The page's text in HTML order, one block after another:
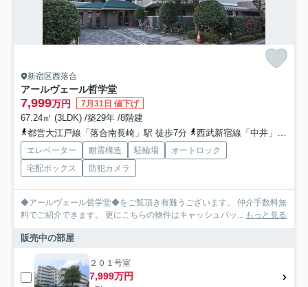
新宿区西落合
アールヴェール哲学堂
7,999万円 7月31日 値下げ
67.24㎡ (3LDK) /築29年 /8階建
都営大江戸線「落合南長崎」駅 徒歩7分
西武新宿線「中井」駅 徒歩14分
エレベーター 耐震構造 駐輪場
オートロック
宅配ボックス
防犯カメラ
◆アールヴェール哲学堂◆をご覧頂き有難うございます。 仲介手数料無
料でご紹介できます。 更にこちらの物件はキャッシュバッ... もっと見る
販売中の部屋
２０１号室
7,999万円